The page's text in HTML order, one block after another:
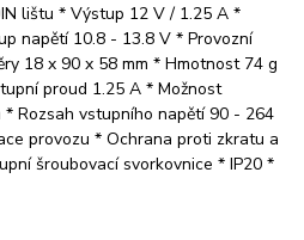
lištu * Výstup 12 V / 1.25 A *
napětí 10.8 - 13.8 V * Provozní
18 x 90 x 58 mm * Hmotnost 74 g
proud 1.25 A * Možnost
Rozsah vstupního napětí 90 - 264
provozu * Ochrana proti zkratu a
šroubovací svorkovnice * IP20 *